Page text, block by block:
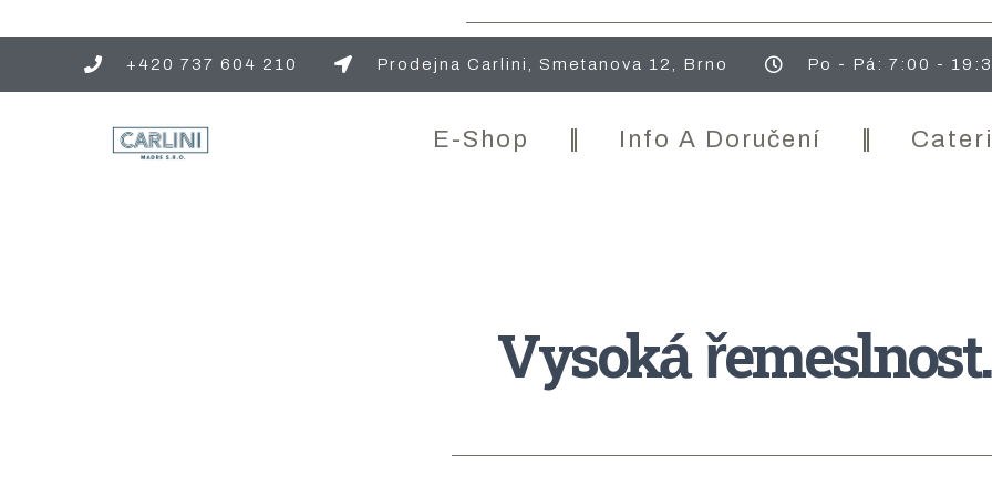
+420 737 604 210 Prodejna Carlini, Smetanova 12, Brno Po - Pá: 7:00 -
E-Shop Info A Doručení
Vysoká řemeslnost.